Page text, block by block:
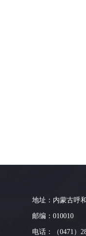
地址：内蒙古呼
邮编：010010
电话：（0471）